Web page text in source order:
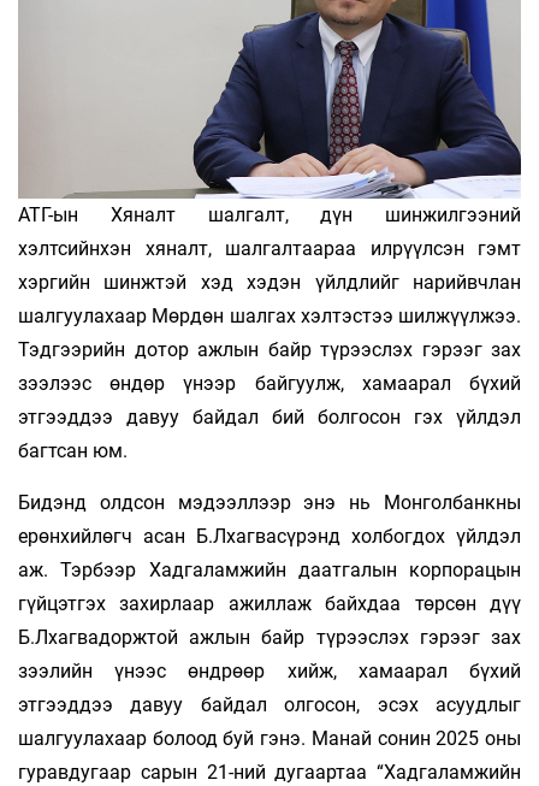
АТГ-ын Хяналт шалгалт, дүн шинжилгээний
хэлтсийнхэн хяналт, шалгалтаараа илрүүлсэн гэмт
хэргийн шинжтэй хэд хэдэн үйлдлийг нарийвчлан
шалгуулахаар Мөрдөн шалгах хэлтэстээ шилжүүлжээ.
Тэдгээрийн дотор ажлын байр түрээслэх гэрээг зах
зээлээс өндөр үнээр байгуулж, хамаарал бүхий
этгээддээ давуу байдал бий болгосон гэх үйлдэл
багтсан юм.
Бидэнд олдсон мэдээллээр энэ нь Монголбанкны
ерөнхийлөгч асан Б.Лхагвасүрэнд холбогдох үйлдэл
аж. Тэрбээр Хадгаламжийн даатгалын корпорацын
гүйцэтгэх захирлаар ажиллаж байхдаа төрсөн дүү
Б.Лхагвадоржтой ажлын байр түрээслэх гэрээг зах
зээлийн үнээс өндрөөр хийж, хамаарал бүхий
этгээддээ давуу байдал олгосон, эсэх асуудлыг
шалгуулахаар болоод буй гэнэ. Манай сонин 2025 оны
гуравдугаар сарын 21-ний дугаартаа “Хадгаламжийн